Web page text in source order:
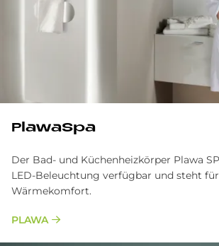
PlawaSpa
Der Bad- und Küchenheizkörper Plawa
LED-Beleuchtung verfügbar und steht
Wärmekomfort.
PLAWA